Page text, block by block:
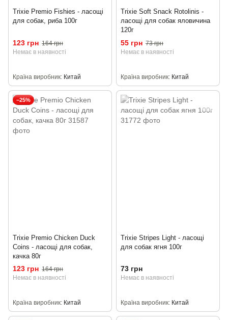
Trixie Premio Fishies - ласощі
для собак, риба 100г
123 грн 164 грн
Немає в наявності
Країна виробник Китай
Trixie Soft Snack Rotolinis -
ласощі для собак яловичина
120г
55 грн 73 грн
Немає в наявності
Країна виробник Китай
−25%
Trixie Premio Chicken Duck
Coins - ласощі для собак,
качка 80г
123 грн 164 грн
Немає в наявності
Країна виробник Китай
Trixie Stripes Light - ласощі
для собак ягня 100г
73 грн
Немає в наявності
Країна виробник Китай